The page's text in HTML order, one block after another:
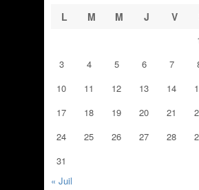
L
M M J V
3
4 5 6 7
10
11 12 13 14
17
18 19 20 21
24
25 26 27 28
31
« Juil